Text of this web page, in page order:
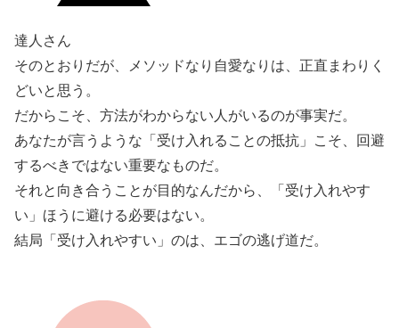
達人さん
そのとおりだが、メソッドなり自愛なりは、正直まわりく
どいと思う。
だからこそ、方法がわからない人がいるのが事実だ。
あなたが言うような「受け入れることの抵抗」こそ、回避
するべきではない重要なものだ。
それと向き合うことが目的なんだから、「受け入れやす
い」ほうに避ける必要はない。
結局「受け入れやすい」のは、エゴの逃げ道だ。